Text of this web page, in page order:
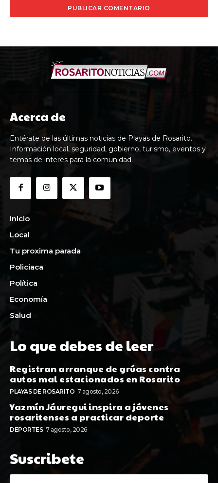
Acerca de
Entérate de las últimas noticias de Playas de Rosarito.
Información local, seguridad, gobierno, turismo, eventos y
temas de interés para la comunidad.
Inicio
Local
Tu proxima parada
Policiaca
Política
Economía
Salud
Lo que debes de leer
Registran arranque de grúas contra
autos mal estacionados en Rosarito
PLAYAS DE ROSARITO 7 agosto, 2026
Yazmín Jáuregui inspira a jóvenes
rosaritenses a practicar deporte
DEPORTES 7 agosto, 2026
Suscribete